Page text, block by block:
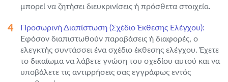
μπορεί να ζητήσει διευκρινίσεις ή πρόσθετα στοιχεία.
Προσωρινή Διαπίστωση (Σχέδιο Έκθεσης Ελέγχου):
Εφόσον διαπιστωθούν παραβάσεις ή διαφορές, ο
ελεγκτής συντάσσει ένα σχέδιο έκθεσης ελέγχου. Έχετε
το δικαίωμα να λάβετε γνώση του σχεδίου αυτού και να
υποβάλετε τις αντιρρήσεις σας εγγράφως εντός